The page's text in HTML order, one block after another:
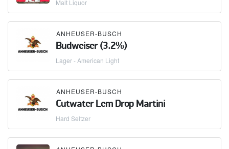
Malt Liquor
ANHEUSER-BUSCH
Budweiser (3.2%)
Lager - American Light
ANHEUSER-BUSCH
Cutwater Lem Drop Martini
Hard Seltzer